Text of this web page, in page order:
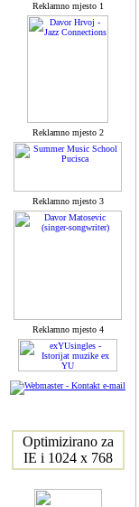
Reklamno mjesto 1
Reklamno mjesto 2
Reklamno mjesto 3
Reklamno mjesto 4
Optimizirano za
IE i 1024 x 768